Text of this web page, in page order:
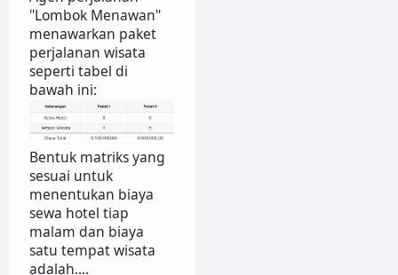
"Lombok Menawan"
menawarkan paket
perjalanan wisata
seperti tabel di
bawah ini:
Bentuk matriks yang
sesuai untuk
menentukan biaya
sewa hotel tiap
malam dan biaya
satu tempat wisata
adalah....